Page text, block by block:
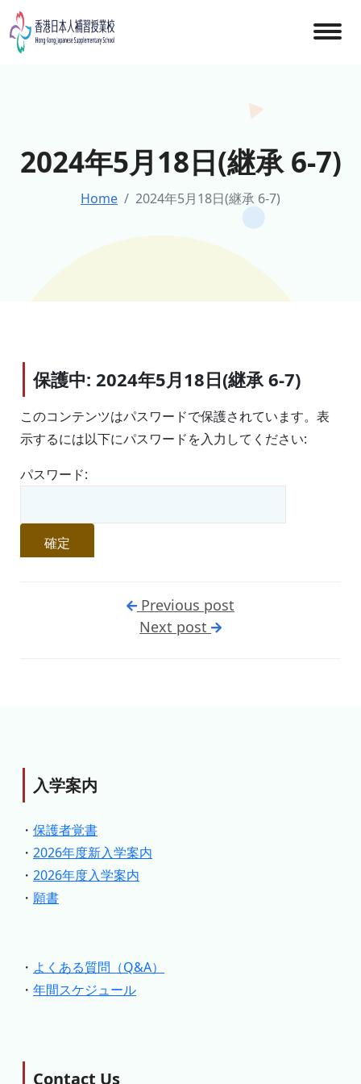
Skip
to
content
2024年5月18日(継承 6-7)
Home 2024年5月18日(継承 6-7)
保護中: 2024年5月18日(継承 6-7)
このコンテンツはパスワードで保護されています。表
示するには以下にパスワードを入力してください:
パスワード:
Previous post
Next post
入学案内
・ 保護者覚書
・ 2026年度新入学案内
・ 2026年度入学案内
・ 願書
・ よくある質問（Q&A）
・ 年間スケジュール
Contact Us